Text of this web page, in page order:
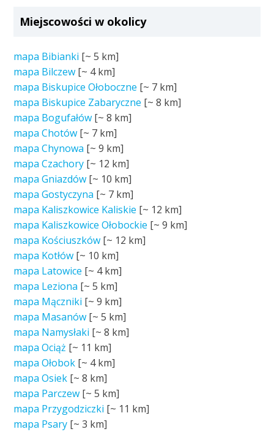
Miejscowości w okolicy
mapa Bibianki [~5 km]
mapa Bilczew [~ 4 km]
mapa Biskupice Ołoboczne [~ 7 km]
mapa Biskupice Zabaryczne [~8 km]
mapa Bogufałów [~8 km]
mapa Chotów [~ 7 km]
mapa Chynowa [~9 km]
mapa Czachory [~ 12 km]
mapa Gniazdów [~ 10 km]
mapa Gostyczyna [~ 7 km]
mapa Kaliszkowice Kaliskie [~ 12 km]
mapa Kaliszkowice Ołobockie [~9 km]
mapa Kościuszków [~ 12 km]
mapa Kotłów [~ 10 km]
mapa Latowice [~ 4 km]
mapa Leziona [~5 km]
mapa Mączniki [~9 km]
mapa Masanów [~5 km]
mapa Namysłaki [~8 km]
mapa Ociąż [~ 11 km]
mapa Ołobok [~ 4 km]
mapa Osiek [~8 km]
mapa Parczew [~5 km]
mapa Przygodziczki [~ 11 km]
mapa Psary [~3 km]